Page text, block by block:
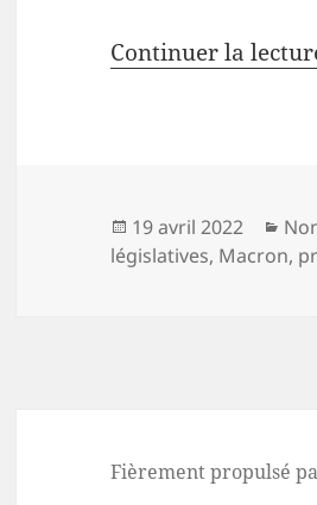
Continuer la
Publié
le
19 avril 2022
législatives, Macron,
Fièrement propulsé